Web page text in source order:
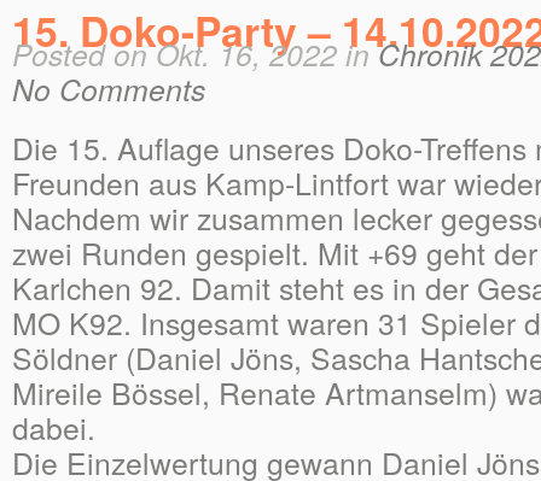
15. Doko-Party –
Posted on Okt. 16, 2022 inChronik
No Comments
Die 15. Auflage unseres Doko-Treffens
Freunden aus Kamp-Lintfort war
Nachdem wir zusammen lecker
zwei Runden gespielt. Mit +69 geht
Karlchen 92. Damit steht es in der
MO K92. Insgesamt waren 31 Spieler
Söldner (Daniel Jöns, Sascha
Mireile Bössel, Renate Artmanselm)
dabei.
Die Einzelwertung gewann Daniel